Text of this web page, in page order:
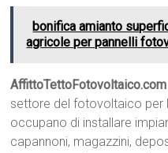
bonifica amianto
agricole per pannelli
AffittoTettoFotovoltaico.com
settore del fotovoltaico per
occupano di installare
capannoni, magazzini,